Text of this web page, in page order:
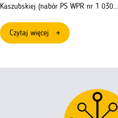
Kaszubskiej (nabór PS WPR nr 1 030…
Czytaj więcej
Zmiana
naboru